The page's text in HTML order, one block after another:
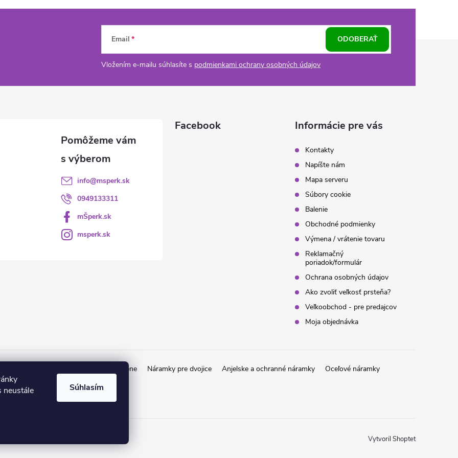
neustále
Súhlasím
Email
Vložením e-mailu súhlasíte s podmienkami ochrany osobných údajov
ODOBERAŤ
info@msperk.sk
0949133311
mŠperk.sk
msperk.sk
Facebook Informácie pre vás
Kontakty
Napíšte nám
Mapa serveru
Súbory cookie
Balenie
Obchodné podmienky
Výmena / vrátenie tovaru
Reklamačný
poriadok/formulár
Ochrana osobných údajov
Ako zvoliť veľkosť prsteňa?
Veľkoobchod - pre predajcov
Moja objednávka
Obrúčky a prstene Náramky pre dvojice Anjelske a ochranné náramky Oceľové náramky
Vytvoril Shoptet